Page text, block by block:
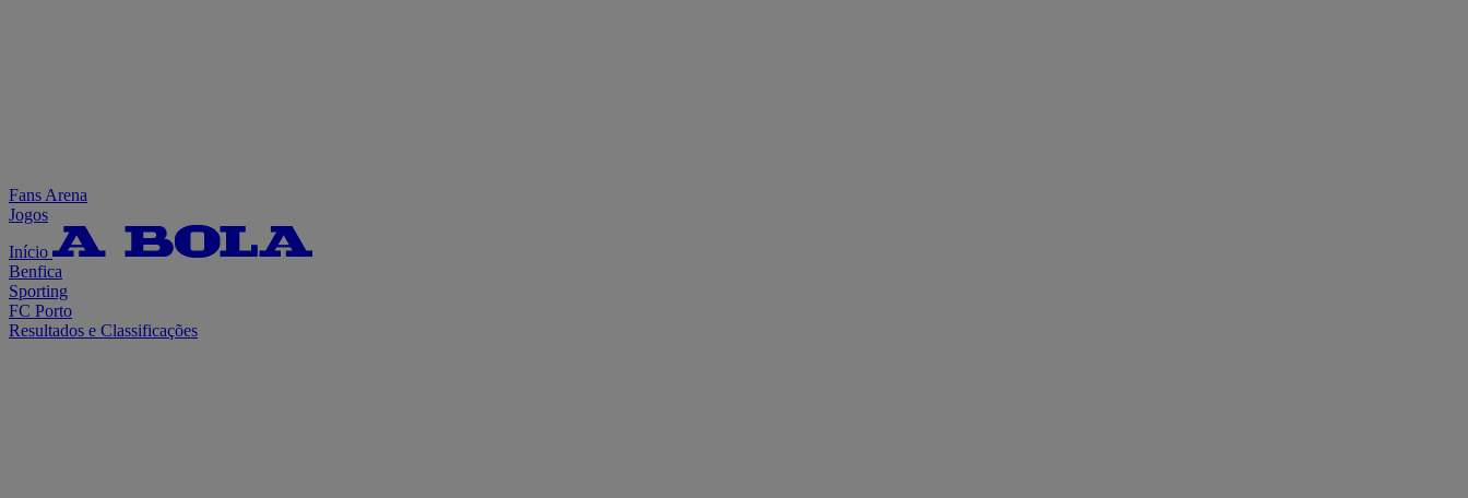
Fans Arena
Jogos
Início
Benfica
Sporting
FC Porto
Resultados e Classificações